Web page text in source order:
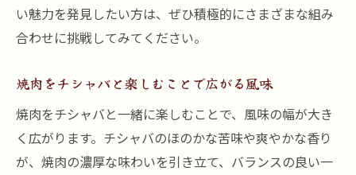
い魅力を発見したい方は、ぜひ積極的にさまざまな組み
合わせに挑戦してみてください。
焼肉をチシャバと楽しむことで広がる風味
焼肉をチシャバと一緒に楽しむことで、風味の幅が大き
く広がります。チシャバのほのかな苦味や爽やかな香り
が、焼肉の濃厚な味わいを引き立て、バランスの良い一